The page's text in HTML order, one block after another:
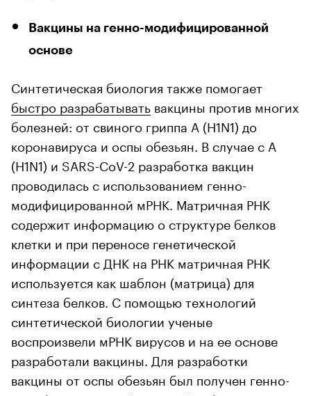
Вакцины на генно-модифицированной
основе
Синтетическая биология также помогает
быстро разрабатывать вакцины против многих
болезней: от свиного гриппа A (H1N1) до
коронавируса и оспы обезьян. В случае с A
(H1N1) и SARS-CoV-2 разработка вакцин
проводилась с использованием генно-
модифицированной мРНК. Матричная РНК
содержит информацию о структуре белков
клетки и при переносе генетической
информации с ДНК на РНК матричная РНК
используется как шаблон (матрица) для
синтеза белков. С помощью технологий
синтетической биологии ученые
воспроизвели мРНК вирусов и на ее основе
разработали вакцины. Для разработки
вакцины от оспы обезьян был получен генно-